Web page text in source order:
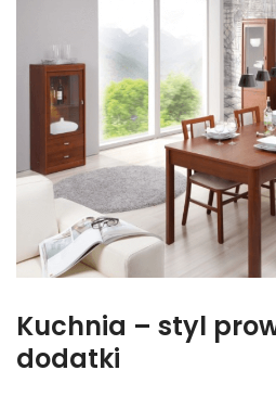
Kuchnia – styl
dodatki